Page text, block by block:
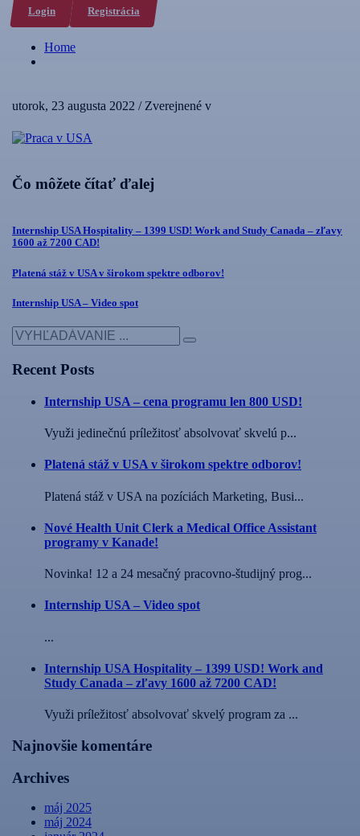
Login Registrácia
Home
utorok, 23 augusta 2022 / Zverejnené v
Čo môžete čítať ďalej
Internship USA Hospitality – 1399 USD! Work and Study Canada – zľavy
1600 až 7200 CAD!
Platená stáž v USA v širokom spektre odborov!
Internship USA – Video spot
Recent Posts
Internship USA – cena programu len 800 USD!
Využi jedinečnú príležitosť absolvovať skvelú p...
Platená stáž v USA v širokom spektre odborov!
Platená stáž v USA na pozíciách Marketing, Busi...
Nové Health Unit Clerk a Medical Office Assistant
programy v Kanade!
Novinka! 12 a 24 mesačný pracovno-študijný prog...
Internship USA – Video spot
...
Internship USA Hospitality – 1399 USD! Work and
Study Canada – zľavy 1600 až 7200 CAD!
Využi príležitosť absolvovať skvelý program za ...
Najnovšie komentáre
Archives
máj 2025
máj 2024